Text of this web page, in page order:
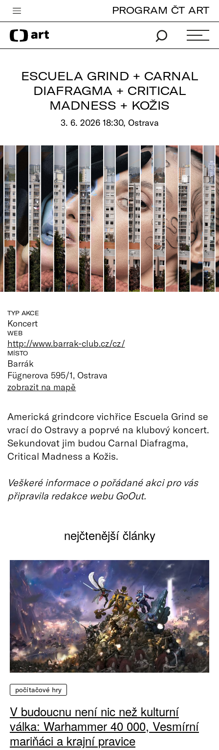
Česká televize
Zpravodajství
iVysílání
edu
Vše o ČT
PROGRAM ČT ART
ESCUELA GRIND + CARNAL
DIAFRAGMA + CRITICAL
MADNESS + KOŽIS
3. 6. 2026 18:30, Ostrava
TYP AKCE
Koncert
WEB
http://www.barrak-club.cz/cz/
MÍSTO
Barrák
Fügnerova 595/1, Ostrava
zobrazit na mapě
Americká grindcore vichřice Escuela Grind se
vrací do Ostravy a poprvé na klubový koncert.
Sekundovat jim budou Carnal Diafragma,
Critical Madness a Kožis.
Veškeré informace o pořádané akci pro vás
připravila redakce webu GoOut.
nejčtenější články
počítačové hry
V budoucnu není nic než kulturní
válka: Warhammer 40 000, Vesmírní
mariňáci a krajní pravice